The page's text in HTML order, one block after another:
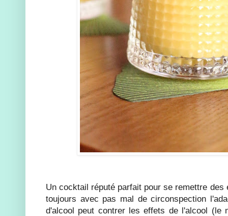
Un cocktail réputé parfait pour se remettre
toujours avec pas mal de circonspection
d'alcool peut contrer les effets de l'alcool (le